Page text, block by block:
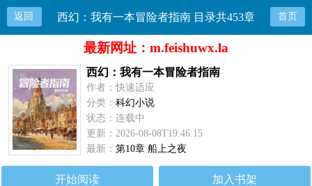
返回 西幻：我有一本冒险者指南 目录共453章 首页
最新网址：m.feishuwx.la
西幻：我有一本冒险者指南
作者：快速适应
分类：科幻小说
状态：连载中
更新：2026-08-08T19:46:15
最新：第10章 船上之夜
开始阅读 加入书架